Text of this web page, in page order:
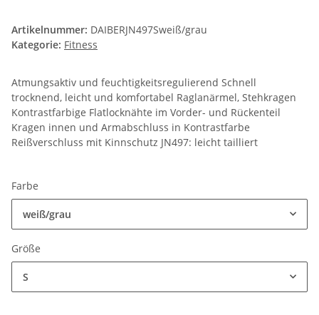
Artikelnummer: DAIBERJN497Sweiß/grau
Kategorie: Fitness
Atmungsaktiv und feuchtigkeitsregulierend Schnell
trocknend, leicht und komfortabel Raglanärmel, Stehkragen
Kontrastfarbige Flatlocknähte im Vorder- und Rückenteil
Kragen innen und Armabschluss in Kontrastfarbe
Reißverschluss mit Kinnschutz JN497: leicht tailliert
Farbe
weiß/grau
Größe
S